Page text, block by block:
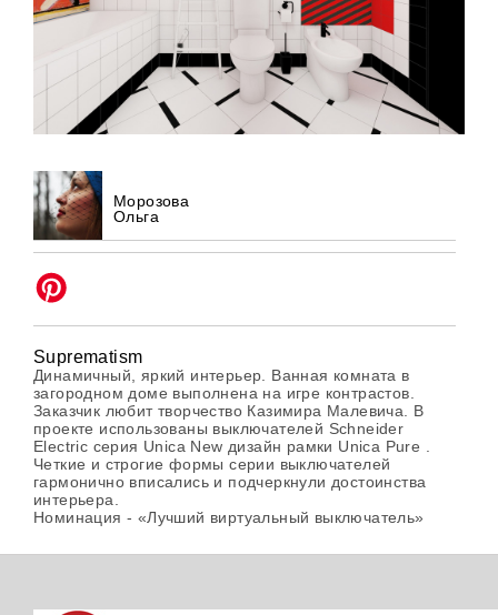
Морозова
Ольга
Suprematism
Динамичный, яркий интерьер. Ванная комната в
загородном доме выполнена на игре контрастов.
Заказчик любит творчество Казимира Малевича. В
проекте использованы выключателей Schneider
Electric серия Unica New дизайн рамки Unica Pure .
Четкие и строгие формы серии выключателей
гармонично вписались и подчеркнули достоинства
интерьера.
Номинация - «Лучший виртуальный выключатель»